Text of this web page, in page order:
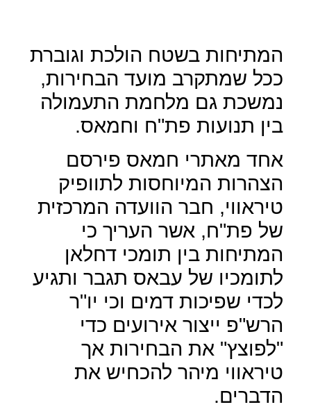
המתיחות בשטח הולכת וגוברת
ככל שמתקרב מועד הבחירות,
נמשכת גם מלחמת התעמולה
בין תנועות פת"ח וחמאס.
אחד מאתרי חמאס פירסם
הצהרות המיוחסות לתוופיק
טיראווי, חבר הוועדה המרכזית
של פת"ח, אשר העריך כי
המתיחות בין תומכי דחלאן
לתומכיו של עבאס תגבר ותגיע
לכדי שפיכות דמים וכי יו"ר
הרש"פ ייצור אירועים כדי
"לפוצץ" את הבחירות אך
טיראווי מיהר להכחיש את
הדברים.